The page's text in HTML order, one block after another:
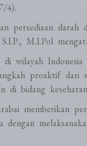
4).
persediaan darah
M.I.Pol
wilayah
proaktif dari
di bidang
memberikan